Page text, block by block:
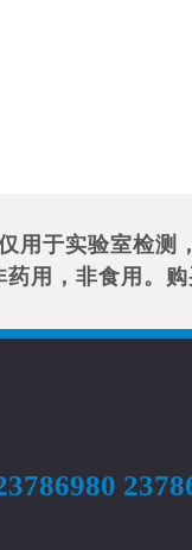
用于实验室检测
药用，非食用。